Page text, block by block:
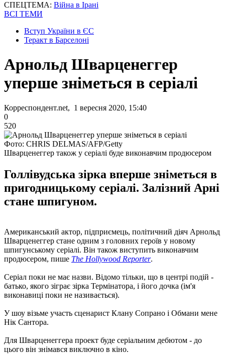
СПЕЦТЕМА: Війна в Ірані
ВСІ ТЕМИ
Вступ України в ЄС
Теракт в Барселоні
Арнольд Шварценеггер
уперше зніметься в серіалі
Корреспондент.net, 1 вересня 2020, 15:40
0
520
Фото: CHRIS DELMAS/AFP/Getty
Шварценеггер також у серіалі буде виконавчим продюсером
Голлівудська зірка вперше зніметься в
пригодницькому серіалі. Залізний Арні
стане шпигуном.
Американський актор, підприємець, політичний діяч Арнольд
Шварценеггер стане одним з головних героїв у новому
шпигунському серіалі. Він також виступить виконавчим
продюсером, пише The Hollywood Reporter.
Серіал поки не має назви. Відомо тільки, що в центрі подій -
батько, якого зіграє зірка Термінатора, і його дочка (ім'я
виконавиці поки не називається).
У шоу візьме участь сценарист Клану Сопрано і Обмани мене
Нік Сантора.
Для Шварценеггера проект буде серіальним дебютом - до
цього він знімався виключно в кіно.